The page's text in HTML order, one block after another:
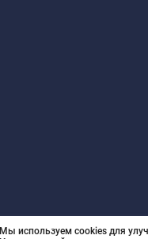
Мы используем cookies для